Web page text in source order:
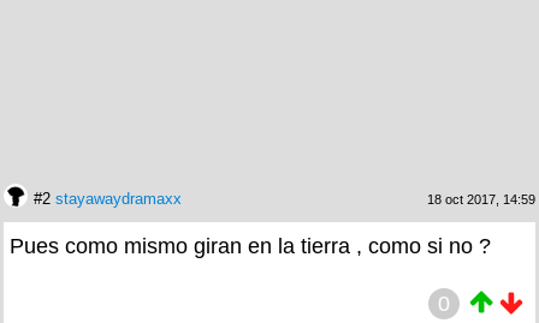
#2 stayawaydramaxx 18 oct 2017, 14:59
Pues como mismo giran en la tierra , como si no ?
0